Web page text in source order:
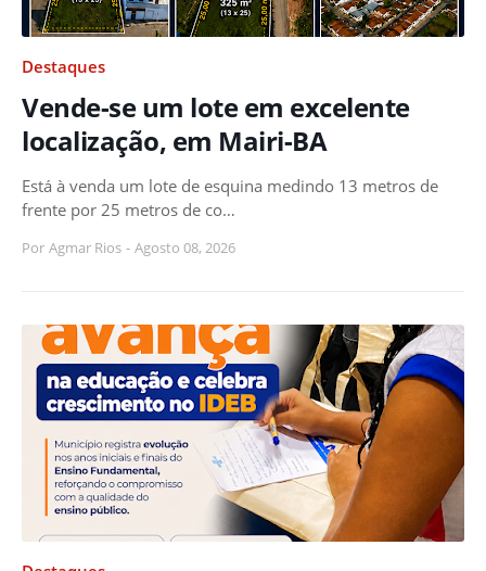
Destaques
Vende-se um lote em excelente
localização, em Mairi-BA
Está à venda um lote de esquina medindo 13 metros de
frente por 25 metros de co…
Por Agmar Rios - Agosto 08, 2026